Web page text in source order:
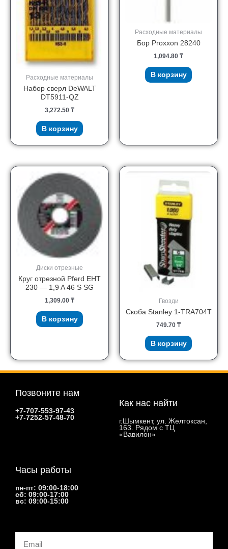
Расходные материалы
Набор сверл DeWALT
DT5911-QZ
3,272.50 ₸
В корзину
Расходные материалы
Бор Proxxon 28240
1,094.80 ₸
В корзину
Диски отрезные
Круг отрезной Pferd EHT
230 — 1,9 A 46 S SG
1,309.00 ₸
В корзину
Гвозди
Скоба Stanley 1-TRA704T
749.70 ₸
В корзину
Позвоните нам
+7-707-553-97-43
+7-7252-57-48-70
Как нас найти
г.Шымкент, ул. Желтоксан,
163. Рядом с ТЦ
«Вавилон»
Часы работы
пн-пт: 09:00-18:00
сб: 09:00-17:00
вс: 09:00-15:00
Email